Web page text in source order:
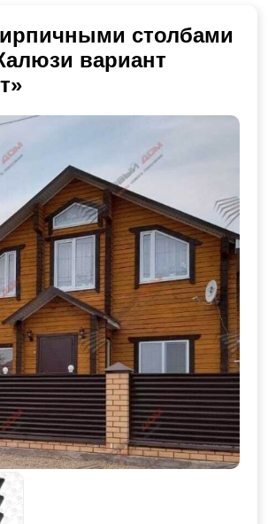
столбами
вариант